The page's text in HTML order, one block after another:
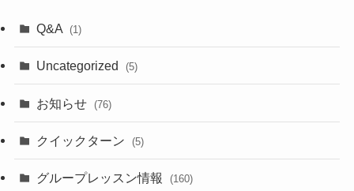
Q&A (1)
Uncategorized (5)
お知らせ (76)
クイックターン (5)
グループレッスン情報 (160)